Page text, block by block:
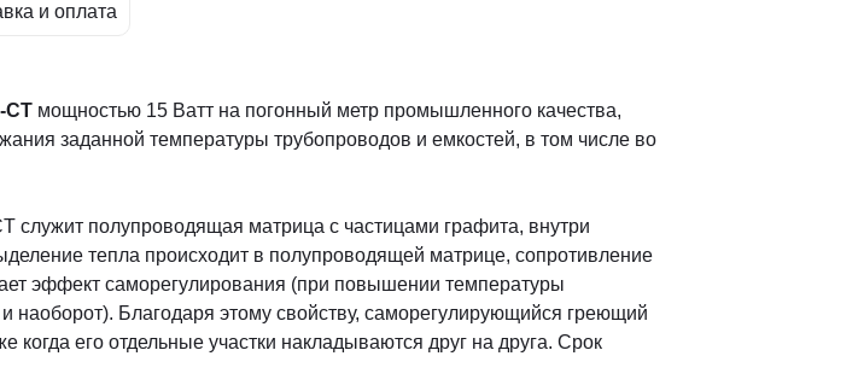
и оплата
СT мощностью 15 Ватт на погонный метр промышленного качества,
заданной температуры трубопроводов и емкостей, в том числе во
полупроводящая матрица с частицами графита, внутри
тепла происходит в полупроводящей матрице, сопротивление
эффект саморегулирования (при повышении температуры
наоборот). Благодаря этому свойству, саморегулирующийся греющий
его отдельные участки накладываются друг на друга. Срок